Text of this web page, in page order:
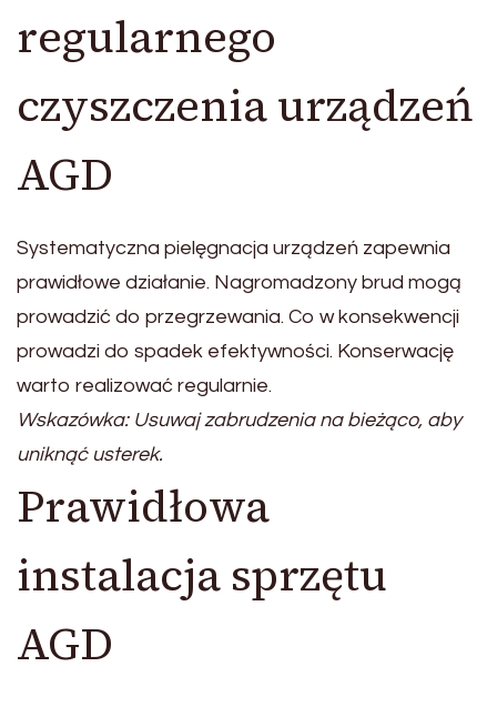
regularnego
czyszczenia urządzeń
AGD
Systematyczna pielęgnacja urządzeń zapewnia
prawidłowe działanie. Nagromadzony brud mogą
prowadzić do przegrzewania. Co w konsekwencji
prowadzi do spadek efektywności. Konserwację
warto realizować regularnie.
Wskazówka: Usuwaj zabrudzenia na bieżąco, aby
uniknąć usterek.
Prawidłowa
instalacja sprzętu
AGD